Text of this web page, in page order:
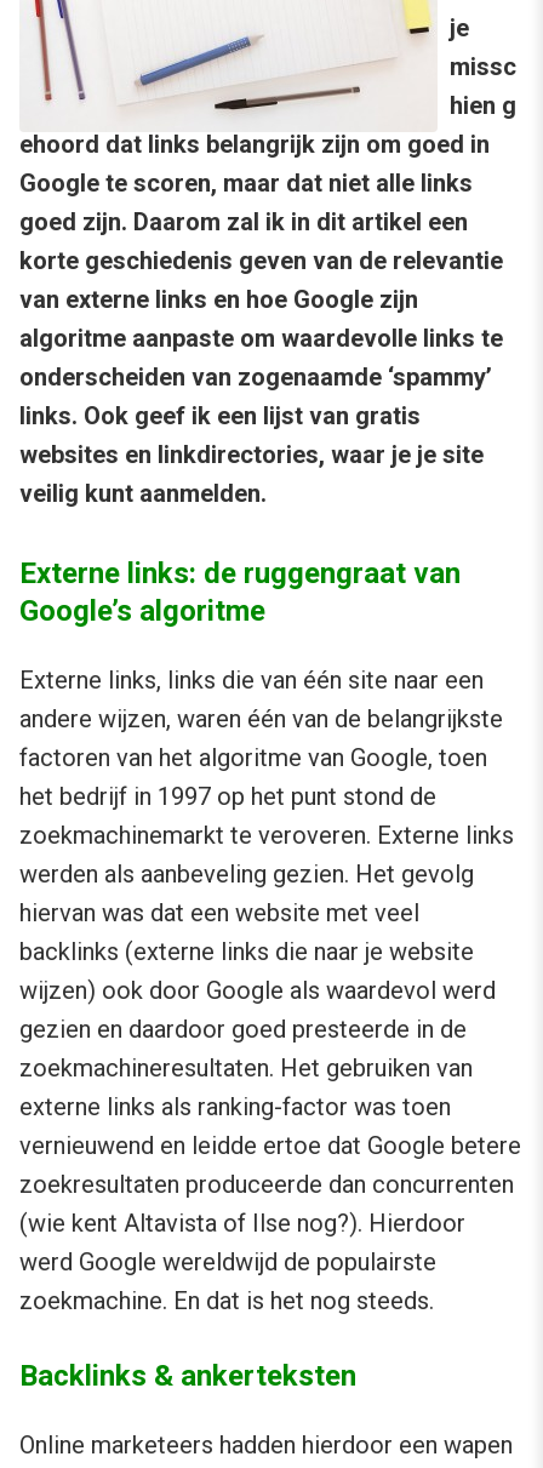
je
missc
hien g
ehoord dat links belangrijk zijn om goed in
Google te scoren, maar dat niet alle links
goed zijn. Daarom zal ik in dit artikel een
korte geschiedenis geven van de relevantie
van externe links en hoe Google zijn
algoritme aanpaste om waardevolle links te
onderscheiden van zogenaamde ‘spammy’
links. Ook geef ik een lijst van gratis
websites en linkdirectories, waar je je site
veilig kunt aanmelden.
Externe links: de ruggengraat van
Google’s algoritme
Externe links, links die van één site naar een
andere wijzen, waren één van de belangrijkste
factoren van het algoritme van Google, toen
het bedrijf in 1997 op het punt stond de
zoekmachinemarkt te veroveren. Externe links
werden als aanbeveling gezien. Het gevolg
hiervan was dat een website met veel
backlinks (externe links die naar je website
wijzen) ook door Google als waardevol werd
gezien en daardoor goed presteerde in de
zoekmachineresultaten. Het gebruiken van
externe links als ranking-factor was toen
vernieuwend en leidde ertoe dat Google betere
zoekresultaten produceerde dan concurrenten
(wie kent Altavista of Ilse nog?). Hierdoor
werd Google wereldwijd de populairste
zoekmachine. En dat is het nog steeds.
Backlinks & ankerteksten
Online marketeers hadden hierdoor een wapen